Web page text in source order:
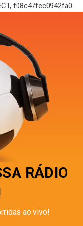
f08c47fec0942fa0
RÁDIO
ao vivo!